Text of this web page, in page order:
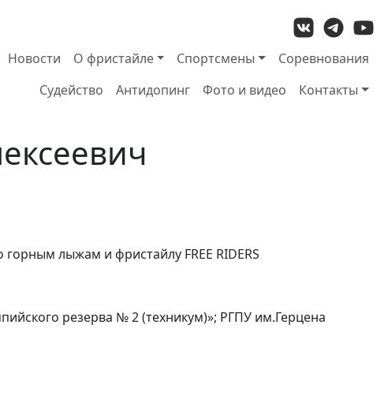
Новости О фристайле Спортсмены
Соревнования
Судейство
Антидопинг Фото и видео
Контакты
лыжам и фристайлу FREE RIDERS
резерва № 2 (техникум)»; РГПУ им.Герцена